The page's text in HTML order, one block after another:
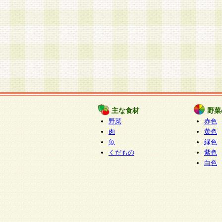
主な食材
野菜
肉
魚
くだもの
野
赤色
黄色
緑色
紫色
白色